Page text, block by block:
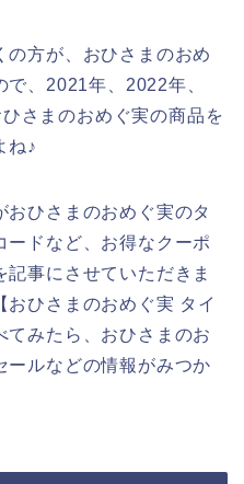
の方が、おひさまのおめ
で、2021年、2022年、
さまのおめぐ実の商品を
ね♪
ひさまのおめぐ実のタ
ードなど、お得なクーポ
事にさせていただきま
ひさまのおめぐ実 タイ
てみたら、おひさまのお
ールなどの情報がみつか